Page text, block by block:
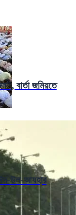
জমিয়তে
উল-আযহার